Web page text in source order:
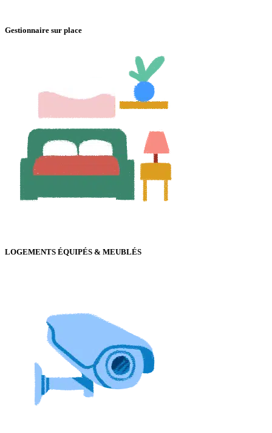
Gestionnaire sur place
LOGEMENTS ÉQUIPÉS & MEUBLÉS